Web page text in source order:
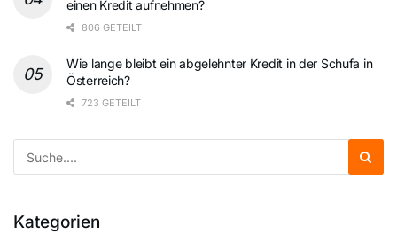
einen Kredit aufnehmen?
806 GETEILT
Wie lange bleibt ein abgelehnter Kredit in der Schufa in
Österreich?
723 GETEILT
Kategorien